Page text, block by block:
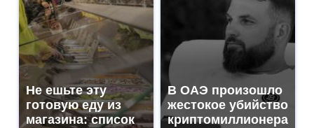
Не ешьте эту
готовую еду из
магазина: список
В ОАЭ произошло
жестокое убийство
криптомиллионера